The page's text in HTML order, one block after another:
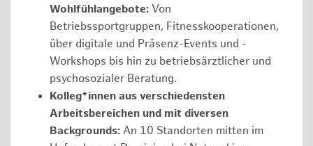
Wohlfühlangebote: Von
Betriebssportgruppen, Fitnesskooperationen,
über digitale und Präsenz-Events und -
Workshops bis hin zu betriebsärztlicher und
psychosozialer Beratung.
Kolleg*innen aus verschiedensten
Arbeitsbereichen und mit diversen
Backgrounds: An 10 Standorten mitten im